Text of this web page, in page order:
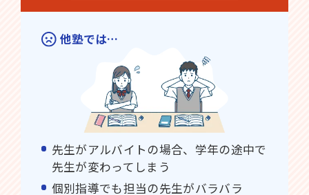
他塾では…
先生がアルバイトの場合、学年の途中で
先生が変わってしまう
個別指導でも担当の先生がバラバラ